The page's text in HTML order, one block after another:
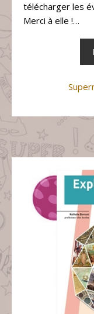
télécharger les
Merci à elle !…